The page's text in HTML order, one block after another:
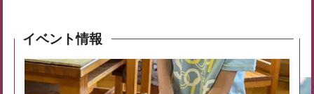
イベント情報